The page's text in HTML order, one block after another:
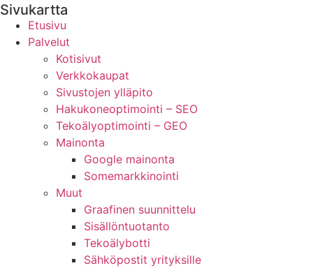
Sivukartta
Etusivu
Palvelut
Kotisivut
Verkkokaupat
Sivustojen ylläpito
Hakukoneoptimointi – SEO
Tekoälyoptimointi – GEO
Mainonta
Google mainonta
Somemarkkinointi
Muut
Graafinen suunnittelu
Sisällöntuotanto
Tekoälybotti
Sähköpostit yrityksille